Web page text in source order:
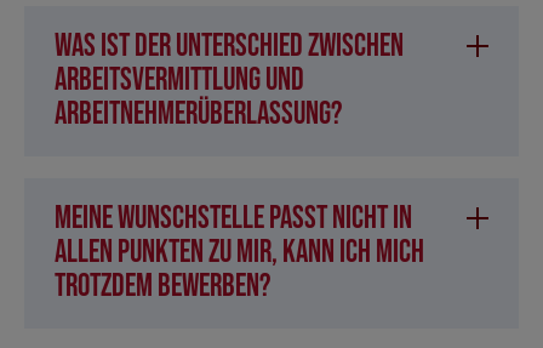
Was ist der Unterschied zwischen
Arbeitsvermittlung und
Arbeitnehmerüberlassung?
Meine Wunschstelle passt nicht in
allen Punkten zu mir, kann ich mich
trotzdem bewerben?